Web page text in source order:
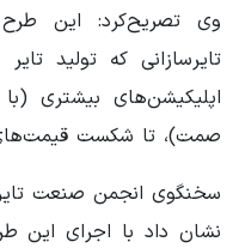
وی تصریح‌کرد: این
تایرسازانی که تولید
اپلیکیشن‌های بیشتری
صمت)، تا شکست قیمت‌های
سخنگوی انجمن صنعت